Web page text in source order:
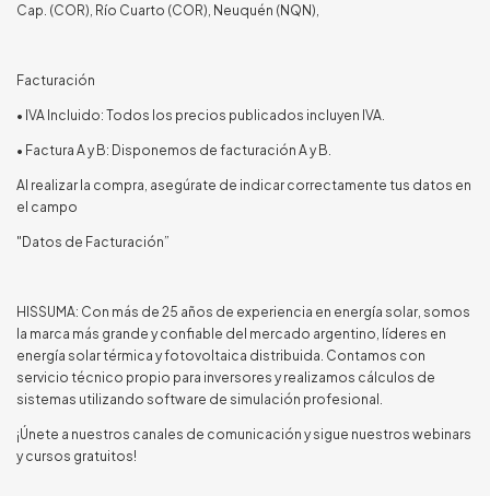
Cap. (COR), Río Cuarto (COR), Neuquén (NQN),
Facturación
• IVA Incluido: Todos los precios publicados incluyen IVA.
• Factura A y B: Disponemos de facturación A y B.
Al realizar la compra, asegúrate de indicar correctamente tus datos en
el campo
"Datos de Facturación”
HISSUMA: Con más de 25 años de experiencia en energía solar, somos
la marca más grande y confiable del mercado argentino, líderes en
energía solar térmica y fotovoltaica distribuida. Contamos con
servicio técnico propio para inversores y realizamos cálculos de
sistemas utilizando software de simulación profesional.
¡Únete a nuestros canales de comunicación y sigue nuestros webinars
y cursos gratuitos!